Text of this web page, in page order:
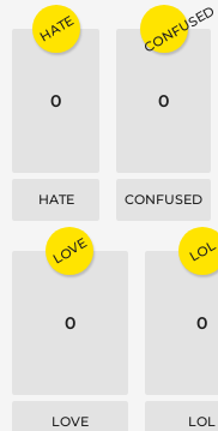
HATE
0
HATE
CONFUSED
0
CONFUSED
LOVE
0
LOVE
LOL
0
LOL